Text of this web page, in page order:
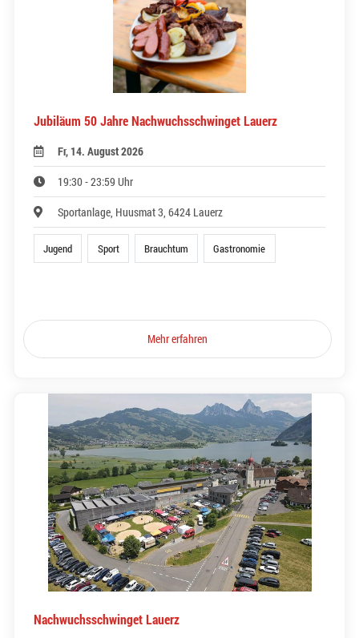
Jubiläum 50 Jahre Nachwuchsschwinget Lauerz
Fr, 14. August 2026
19:30 - 23:59 Uhr
Sportanlage, Huusmat 3, 6424 Lauerz
Jugend Sport Brauchtum Gastronomie
Mehr erfahren
Nachwuchsschwinget Lauerz